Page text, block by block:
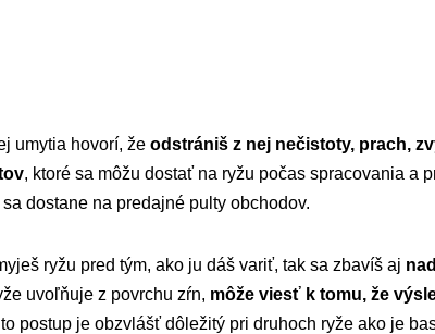
umytia hovorí, že odstrániš z nej nečistoty, prach,
, ktoré sa môžu dostať na ryžu počas spracovania a
dostane na predajné pulty obchodov.
ryžu pred tým, ako ju dáš variť, tak sa zbavíš aj
uvoľňuje z povrchu zŕn, môže viesť k tomu, že
postup je obzvlášť dôležitý pri druhoch ryže ako je